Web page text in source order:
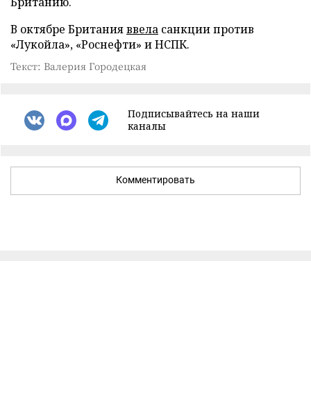
В октябре Британияввела санкции против
«Лукойла», «Роснефти» и НСПК.
Текст: Валерия Городецкая
Подписывайтесь на наши
каналы
Комментировать